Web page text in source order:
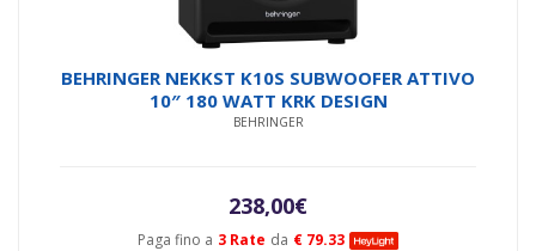
Paga fino a 3 Rate da € 79.33
BEHRINGER NEKKST K10S SUBWOOFER ATTIVO
10″ 180 WATT KRK DESIGN
BEHRINGER
238,00€